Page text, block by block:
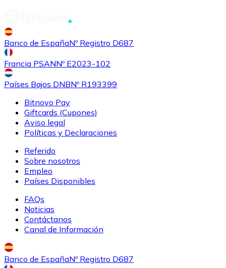
Banco de EspañaNº Registro D687
Francia PSANNº E2023-102
Países Bajos DNBNº R193399
Bitnovo Pay
Giftcards (Cupones)
Aviso legal
Políticas y Declaraciones
Referido
Sobre nosotros
Empleo
Países Disponibles
FAQs
Noticias
Contáctanos
Canal de Información
Banco de EspañaNº Registro D687